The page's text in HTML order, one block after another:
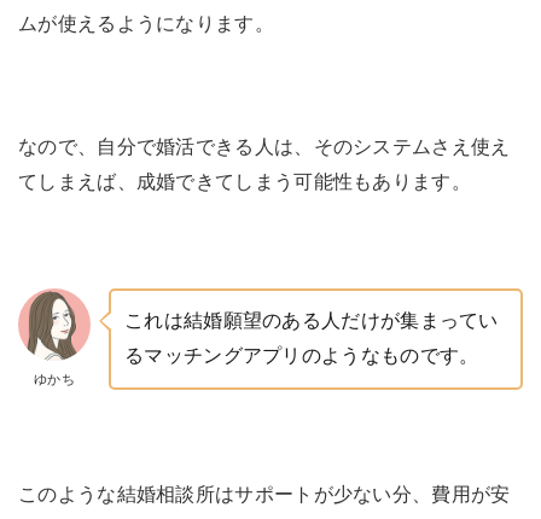
ムが使えるようになります。
なので、自分で婚活できる人は、そのシステムさえ使え
てしまえば、成婚できてしまう可能性もあります。
ゆかち
これは結婚願望のある人だけが集まってい
るマッチングアプリのようなものです。
このような結婚相談所はサポートが少ない分、費用が安